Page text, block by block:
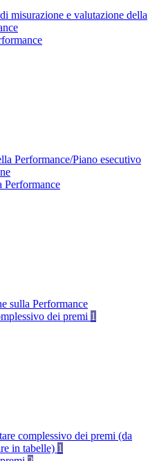
misurazione e valutazione della
Performance/Piano esecutivo
Performance
sulla Performance
dei premi 1
complessivo dei premi (da
in tabelle) 1